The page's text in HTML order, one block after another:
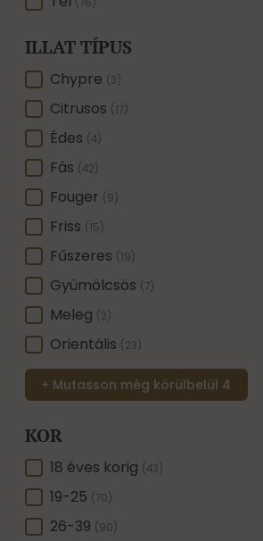
(76)
ILLAT TÍPUS
ILLAT TÍPUS
Chypre (3)
Citrusos (17)
Édes (4)
Fás (42)
Fouger (9)
Friss (15)
Fűszeres (19)
Gyümölcsös (7)
Meleg (2)
Orientális (23)
+ Mutasson még körülbelül 4
KOR
KOR18 éves korig (43)
19-25 (70)
26-39 (90)